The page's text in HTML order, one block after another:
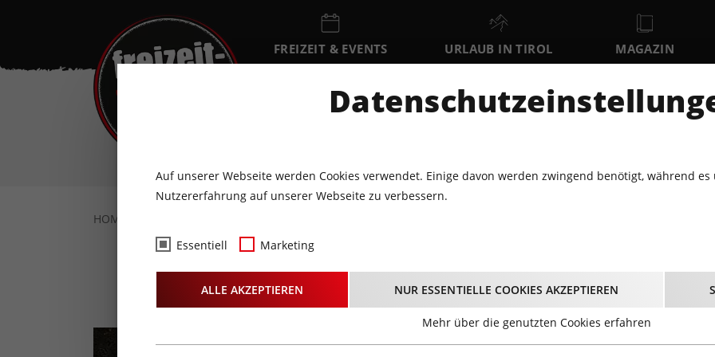
FREIZEIT & EVENTS URLAUB IN TIROL MAGAZIN
EVENTKALENDER
SA SO MO 11
HOME
CD-Review: Klaubauf -
Auf unserer Webseite werden Cookies verwendet. Einige davon werden zwingend benötigt, während
Nutzererfahrung auf unserer Webseite zu verbessern.
Essentiell Marketing
ALLE AKZEPTIEREN NUR ESSENTIELLE COOKIES AKZEPTIEREN
Mehr über die genutzten Cookies erfahren